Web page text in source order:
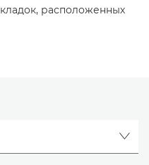
расположенных